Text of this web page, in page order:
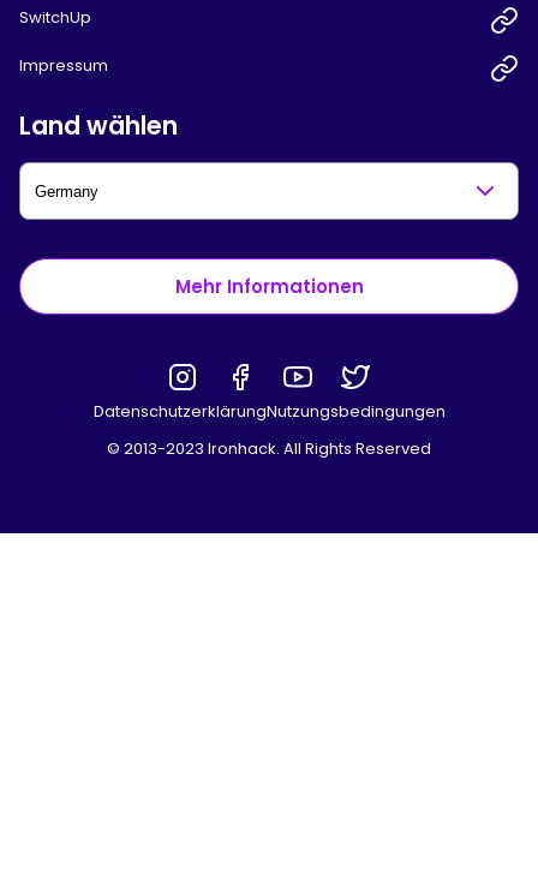
SwitchUp
Impressum
Land wählen
Mehr Informationen
DatenschutzerklärungNutzungsbedingungen
© 2013-2023 Ironhack. All Rights Reserved